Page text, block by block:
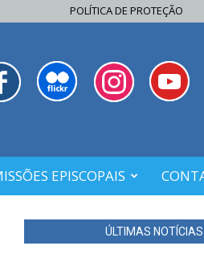
POLÍTICA DE PROTEÇÃO
EPISCOPAIS
ÚLTIMAS NOTÍCIAS